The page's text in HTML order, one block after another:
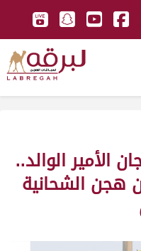
الأمير الوالد..
هجن الشحانية